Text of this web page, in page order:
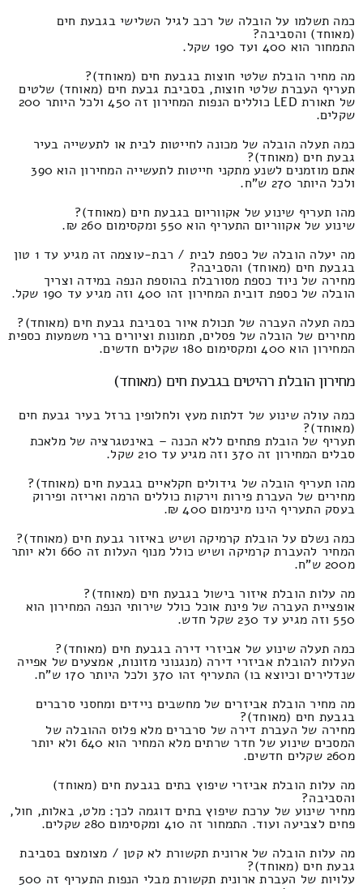
כמה תשלמו על הובלה של רכב לגיל השלישי בגבעת חים
(מאוחד) והסביבה?
התמחור הוא 400 ועד 190 שקל.
מה מחיר הובלת שלטי חוצות בגבעת חים (מאוחד)?
תעריף העברת שלטי חוצות, בסביבת גבעת חים (מאוחד) שלטים
של תאורת LED כוללים הנפות המחירון זה 450 ולכל היותר 200
שקלים.
כמה תעלה הובלה של מכונה לחייטות לבית או לתעשייה בעיר
גבעת חים (מאוחד)?
אתם מוזמנים לשנע מתקני חייטות לתעשייה המחירון הוא 390
ולכל היותר 270 ש"ח.
מהו תעריף שינוע של אקווריום בגבעת חים (מאוחד)?
שינוע של אקווריום התעריף הוא 550 ומקסימום 260 ₪.
מה יעלה הובלה של כספת לבית / רבת-עוצמה זה מגיע עד 1 טון
בגבעת חים (מאוחד) והסביבה?
מחירה של ניוד כספת מסורבלת בהוספת הנפה במידה וצריך
הובלה של כספת דובית המחירון זהו 400 וזה מגיע עד 190 שקל.
כמה תעלה העברה של תכולת איור בסביבת גבעת חים (מאוחד)?
מחירים של הובלה של פסלים, תמונות וציורים ברי משמעות כספית
המחירון הוא 400 ומקסימום 180 שקלים חדשים.
מחירון הובלת רהיטים בגבעת חים (מאוחד)
כמה עולה שינוע של דלתות מעץ ולחלופין ברזל בעיר גבעת חים
(מאוחד)?
תעריף של הובלת פתחים ללא הכנה – באינטגרציה של מלאכת
סבלים המחירון זה 370 וזה מגיע עד 210 שקל.
מהו תעריף הובלה של גידולים חקלאיים בגבעת חים (מאוחד)?
מחירים של העברת פירות וירקות כוללים הרמה ואריזה ופירוק
בעסק התעריף הינו מינימום 400 ₪.
כמה נשלם על הובלת קרמיקה ושיש באיזור גבעת חים (מאוחד)?
המחיר להעברת קרמיקה ושיש כולל מנוף העלות זה 660 ולא יותר
מ200 ש"ח.
מה עלות הובלת איזור בישול בגבעת חים (מאוחד)?
אופציית העברה של פינת אוכל כולל שירותי הנפה המחירון הוא
550 וזה מגיע עד 230 שקל חדש.
כמה תעלה שינוע של אביזרי דירה בגבעת חים (מאוחד)?
העלות להובלת אביזרי דירה (מנגנוני מזונות, אמצעים של אפייה
שנדלירים וכיוצא בו) התעריף זהו 370 ולכל היותר 170 ש"ח.
מה מחיר הובלת אביזרים של מחשבים ניידים ומחסני סרברים
בגבעת חים (מאוחד)?
מחירה של העברת דירה של סרברים מלא פלוס ההובלה של
המסכים שינוע של חדר שרתים מלא המחיר הוא 640 ולא יותר
מ260 שקלים חדשים.
מה עלות הובלת אביזרי שיפוץ בתים בגבעת חים (מאוחד)
והסביבה?
מחיר שינוע של ערכת שיפוץ בתים דוגמה לכך: מלט, באלות, חול,
פחים לצביעה ועוד. התמחור זה 410 ומקסימום 280 שקלים.
מה עלות הובלה של ארונית תקשורת לא קטן / מצומצם בסביבת
גבעת חים (מאוחד)?
עלויות של העברת ארונית תקשורת מבלי הנפות התעריף זה 500